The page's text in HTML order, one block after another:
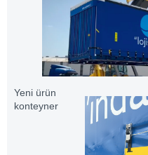
Yeni ürün
konteyner